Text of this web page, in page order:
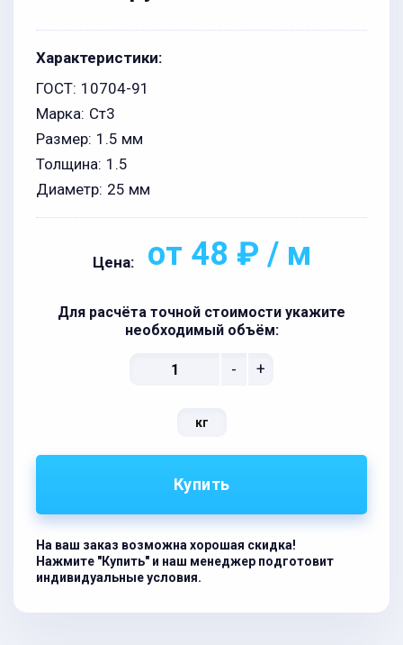
Характеристики:
ГОСТ: 10704-91
Марка: Ст3
Размер: 1.5 мм
Толщина: 1.5
Диаметр: 25 мм
Цена: от 48 ₽ / м
Для расчёта точной стоимости укажите
необходимый объём:
- +
кг
Купить
На ваш заказ возможна хорошая скидка!
Нажмите "Купить" и наш менеджер подготовит
индивидуальные условия.